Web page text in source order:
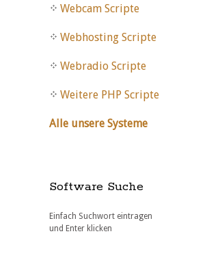
Webcam Scripte
Webhosting Scripte
Webradio Scripte
Weitere PHP Scripte
Alle unsere Systeme
Software Suche
Einfach Suchwort eintragen
und Enter klicken